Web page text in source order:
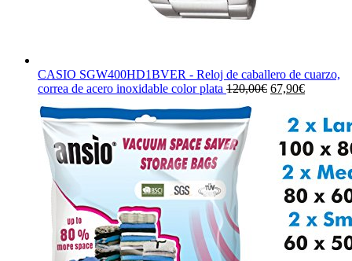
CASIO SGW400HD1BVER - Reloj de caballero de cuarzo,
correa de acero inoxidable color plata 120,00€ El
original
120,00€.
67,90€El
actual
es:
67,90€.